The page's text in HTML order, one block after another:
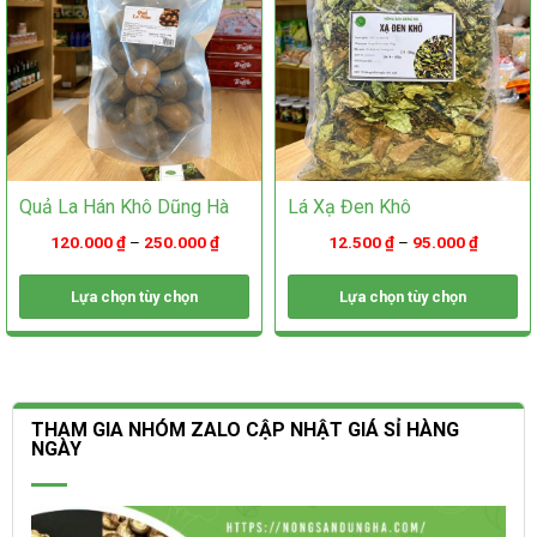
trên
trang
sản
phẩm
trên
trang
sản
phẩm
Quả La Hán Khô Dũng Hà
120.000₫– 250.000₫
Lựa chọn tùy chọn
Sản
có
nhiều
biến
Các
tùy
Lá Xạ Đen Khô
12.500₫– 95.000₫
Lựa chọn tùy chọn
Sản
có
nhiều
biến
tùy
THAM GIA NHÓM ZALO CẬP NHẬT GIÁ SỈ HÀNG
NGÀY